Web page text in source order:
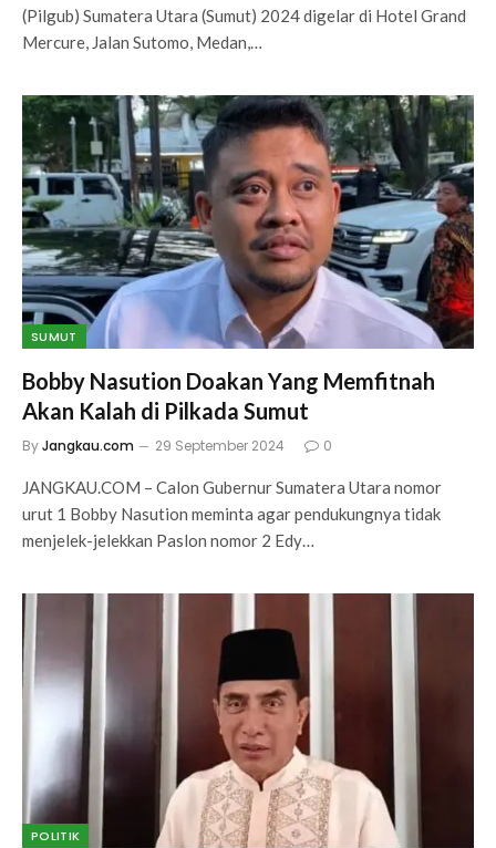
(Pilgub) Sumatera Utara (Sumut) 2024 digelar di Hotel Grand
Mercure, Jalan Sutomo, Medan,…
SUMUT
Bobby Nasution Doakan Yang Memfitnah
Akan Kalah di Pilkada Sumut
ByJangkau.com 29 September 2024 0
JANGKAU.COM – Calon Gubernur Sumatera Utara nomor
urut 1 Bobby Nasution meminta agar pendukungnya tidak
menjelek-jelekkan Paslon nomor 2 Edy…
POLITIK